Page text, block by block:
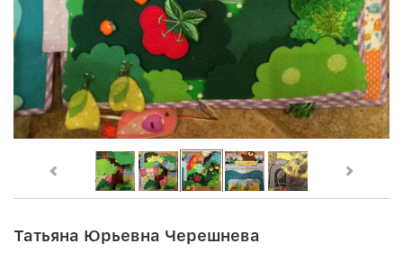
Татьяна Юрьевна Черешнева